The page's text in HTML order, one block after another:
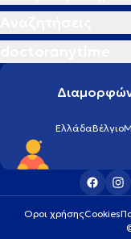
ΕλλάδαΒέλγιο
Οροι χρήσηςCookies